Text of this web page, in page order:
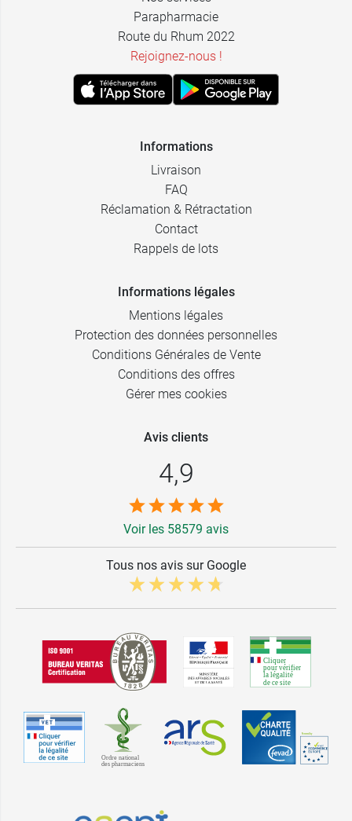
Parapharmacie
Route du Rhum 2022
Rejoignez-nous !
Informations
Livraison
FAQ
Réclamation & Rétractation
Contact
Rappels de lots
Informations légales
Mentions légales
Protection des données personnelles
Conditions Générales de Vente
Conditions des offres
Gérer mes cookies
Avis clients
4,9
Voir les 58579 avis
Tous nos avis sur Google